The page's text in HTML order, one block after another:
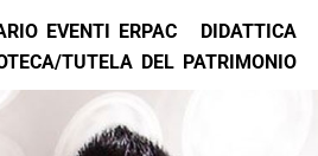
EVENTI ERPAC
DIDATTICA
TUTELA DEL PATRIMONIO